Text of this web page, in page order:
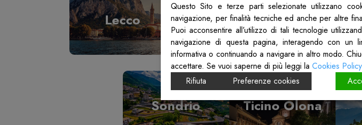
Lecco Lodi Mantova
Sondrio Ticino Olona
Questo Sito e terze parti selezionate utilizzano
navigazione, per finalità tecniche ed anche per altre
Puoi acconsentire all’utilizzo di tali tecnologie
navigazione di questa pagina, interagendo con
informativa o continuando a navigare in altro modo.
accettare. Se vuoi saperne di più leggi la Cookies Policy
Rifiuta
Preferenze cookies